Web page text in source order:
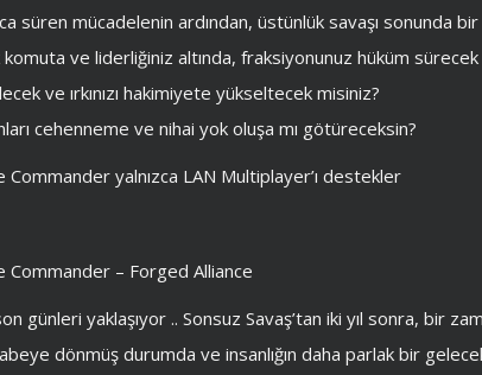
süren mücadelenin ardından, üstünlük savaşı sonunda
ve liderliğiniz altında, fraksiyonunuz hüküm sürecek
ve ırkınızı hakimiyete yükseltecek misiniz?
cehenneme ve nihai yok oluşa mı götüreceksin?
Commander yalnızca LAN Multiplayer’ı destekler
Commander – Forged Alliance
günleri yaklaşıyor .. Sonsuz Savaş’tan iki yıl sonra, bir
dönmüş durumda ve insanlığın daha parlak bir